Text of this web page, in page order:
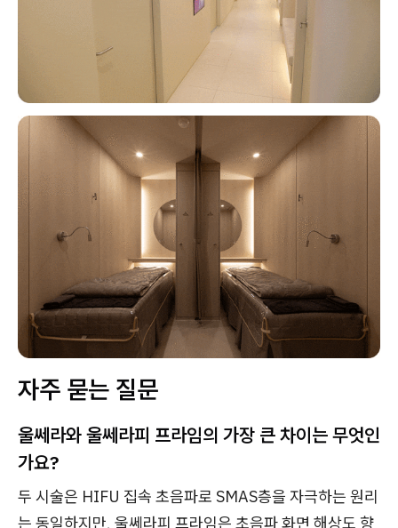
자주 묻는 질문
울쎄라와 울쎄라피 프라임의 가장 큰 차이는 무엇인
가요?
두 시술은 HIFU 집속 초음파로 SMAS층을 자극하는 원리
는 동일하지만, 울쎄라피 프라임은 초음파 화면 해상도 향